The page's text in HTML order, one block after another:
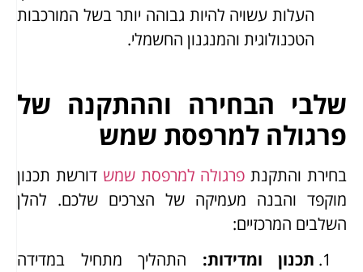
העלות עשויה להיות גבוהה יותר בשל המורכבות
הטכנולוגית והמנגנון החשמלי.
שלבי הבחירה וההתקנה של
פרגולה למרפסת שמש
בחירת והתקנת פרגולה למרפסת שמש דורשת תכנון
מוקפד והבנה מעמיקה של הצרכים שלכם. להלן
השלבים המרכזיים:
תכנון ומדידות: התהליך מתחיל במדידה